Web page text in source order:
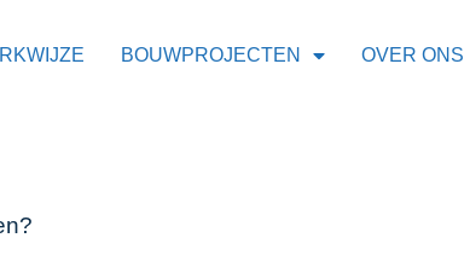
BOUWPROJECTEN OVER ONS